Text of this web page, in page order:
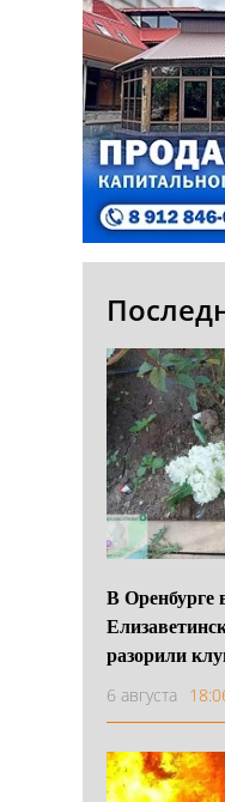
В Оренбурге
разорили
6 августа